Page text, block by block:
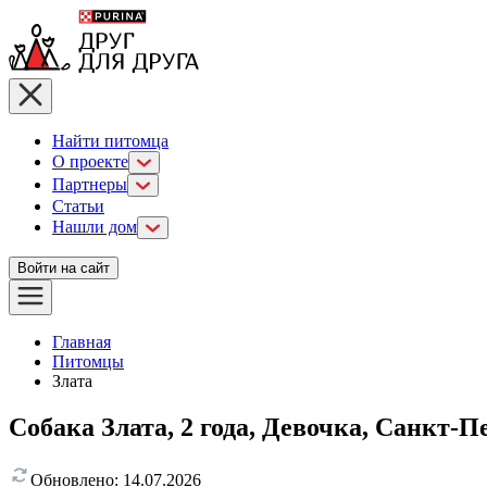
Найти питомца
О проекте
Партнеры
Статьи
Нашли дом
Войти на сайт
Главная
Питомцы
Злата
Собака Злата, 2 года, Девочка, Санкт-
Обновлено: 14.07.2026